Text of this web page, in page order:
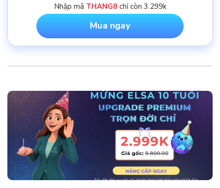
Nhập mã THANG8chỉ còn 3.299k
Mua ngay